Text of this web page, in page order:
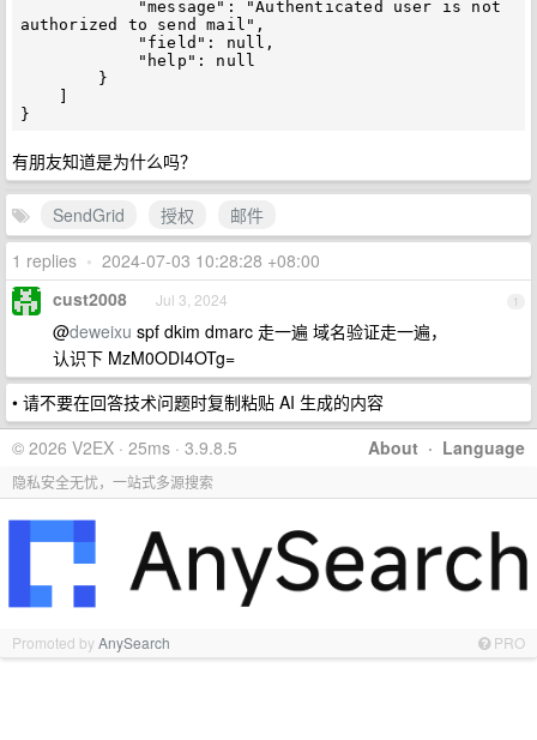
authorized to send mail",
有朋友知道是为什么吗？
SendGrid 授权
邮件
1 replies • 2024-07-03 10:28:28 +08:00
1
cust2008 Jul 3, 2024
@deweixu spf dkim dmarc 走一遍 域名验证走一遍，
认识下 MzM0ODI4OTg=
• 请不要在回答技术问题时复制粘贴 AI 生成的内容
About · Language
© 2026 V2EX · 25ms · 3.9.8.5
隐私安全无忧，一站式多源搜索
Promoted byAnySearch PRO